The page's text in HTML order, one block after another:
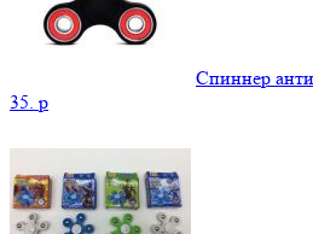
Спиннер
35. p